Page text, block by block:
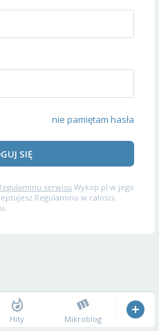
nie pamiętam hasła
SIĘ
serwisu Wykop.pl w jego
Regulaminu w całości,
Hity Mikroblog